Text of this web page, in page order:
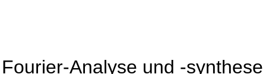
Fourier-Analyse und -synthese